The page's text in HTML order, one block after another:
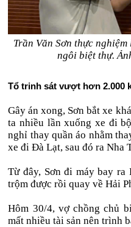
Trần Văn Sơn thực
ngôi biệt thự.
Tổ trinh sát vượt hơn 2.000
Gây án xong, Sơn bắt xe
ta nhiều lần xuống xe đi
nghỉ thay quần áo nhằm
xe đi Đà Lạt, sau đó ra Nha
Từ đây, Sơn đi máy bay
trộm được rồi quay về Hải
Hôm 30/4, vợ chồng chủ
mất nhiều tài sản nên trình